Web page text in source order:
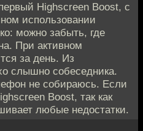
Highscreen Boost, с
использовании
можно забыть, где
При активном
за день. Из
слышно собеседника.
не собираюсь. Если
Boost, так как
любые недостатки.